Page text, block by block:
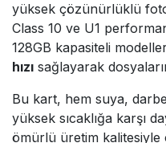
yüksek çözünürlüklü
Class 10 ve U1
128GB kapasiteli
hızı sağlayarak
Bu kart, hem suya,
yüksek sıcaklığa karşı
ömürlü üretim kalitesiyle